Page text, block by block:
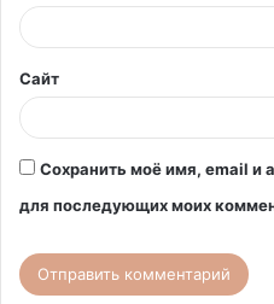
й
*
Сайт
Сохранить моё имя, email и
для последующих моих